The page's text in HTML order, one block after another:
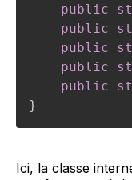
public
public
public
public
public
}
Ici, la classe